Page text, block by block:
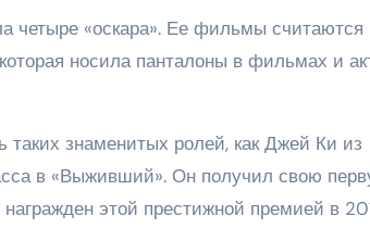
четыре «оскара». Ее фильмы считаются
носила панталоны в фильмах и
таких знаменитых ролей, как Джей Ки из
в «Выживший». Он получил свою
этой престижной премией в